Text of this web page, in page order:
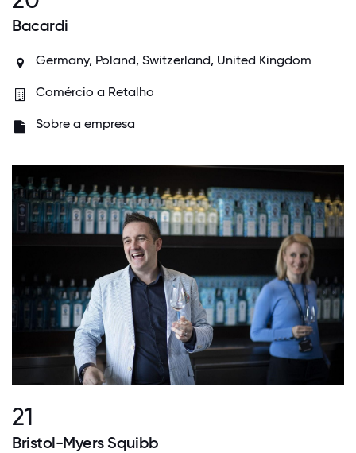
Bacardi
Germany, Poland, Switzerland, United Kingdom
Comércio a Retalho
Sobre a empresa
21
Bristol-Myers Squibb